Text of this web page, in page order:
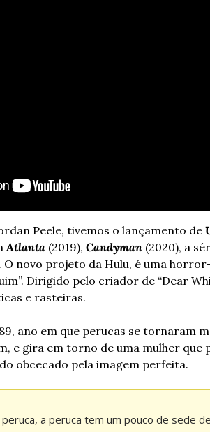
Peele, tivemos o lançamento de
Atlanta (2019), Candyman (2020), a
O novo projeto da Hulu, é uma
Dirigido pelo criador de “Dear
e rasteiras.
ano em que perucas se tornaram
e gira em torno de uma mulher que
obcecado pela imagem perfeita.
a peruca tem um pouco de sede